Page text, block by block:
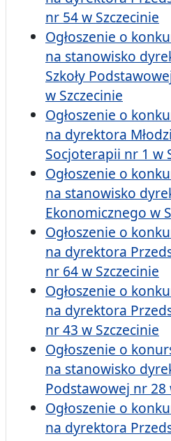
nr 54 w Szczecinie
Ogłoszenie o
na stanowisko
Szkoły
w Szczecinie
Ogłoszenie o
na dyrektora
Socjoterapii nr 1 w
Ogłoszenie o
na stanowisko
Ekonomicznego w
Ogłoszenie o
na dyrektora
nr 64 w Szczecinie
Ogłoszenie o
na dyrektora
nr 43 w Szczecinie
Ogłoszenie o
na stanowisko
Podstawowej nr 28
Ogłoszenie o
na dyrektora